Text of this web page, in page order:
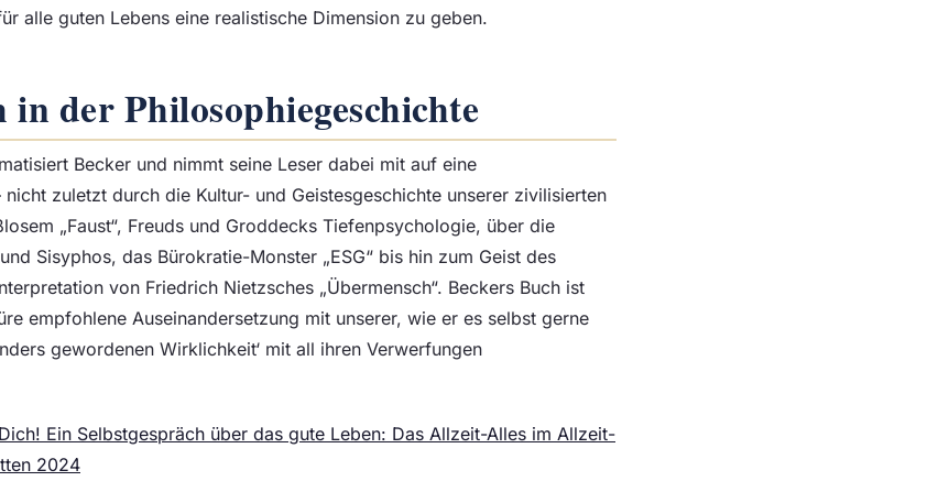
alle guten Lebens eine realistische Dimension zu geben.
der Philosophiegeschichte
Becker und nimmt seine Leser dabei mit auf eine
nicht zuletzt durch die Kultur- und Geistesgeschichte unserer zivilisierten
„Faust“, Freuds und Groddecks Tiefenpsychologie, über die
Sisyphos, das Bürokratie-Monster „ESG“ bis hin zum Geist des
von Friedrich Nietzsches „Übermensch“. Beckers Buch ist
empfohlene Auseinandersetzung mit unserer, wie er es selbst gerne
gewordenen Wirklichkeit‘ mit all ihren Verwerfungen
Ein Selbstgespräch über das gute Leben: Das Allzeit-Alles im Allzeit-
2024